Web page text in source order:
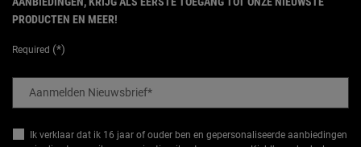
PRODUCTEN EN MEER!
Required (*)
Aanmelden Nieuwsbrief*
Ik verklaar dat ik 16 jaar of ouder ben en gepersonaliseerde aanbiedingen